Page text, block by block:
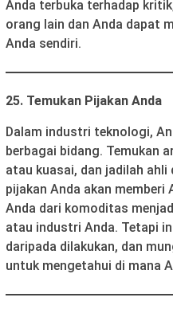
Anda terbuka terhadap
orang lain dan Anda dapat
Anda sendiri.
25. Temukan Pijakan Anda
Dalam industri teknologi,
berbagai bidang. Temukan
atau kuasai, dan jadilah ahli
pijakan Anda akan memberi
Anda dari komoditas
atau industri Anda. Tetapi
daripada dilakukan, dan
untuk mengetahui di mana